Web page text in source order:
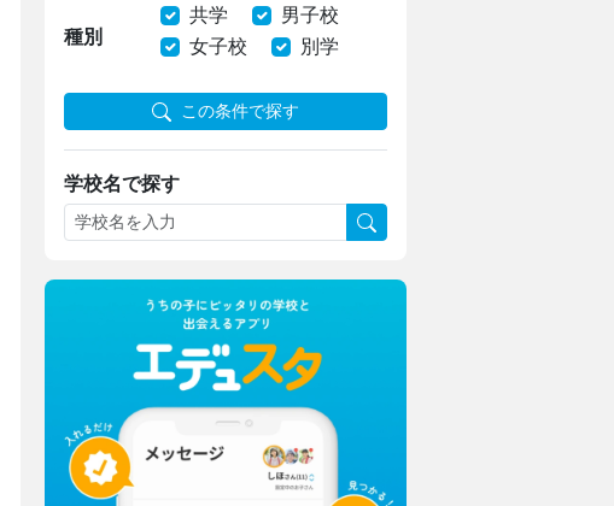
種別
共学
男子校
女子校
別学
この条件で探す
学校名で探す